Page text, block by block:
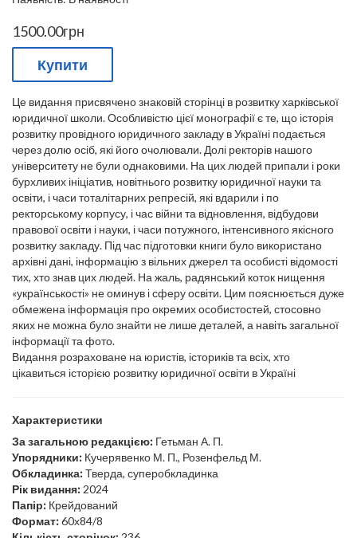
1500.00грн
Купити
Це видання присвячено знаковій сторінці в розвитку харківської
юридичної школи. Особливістю цієї монографії є те, що історія
розвитку провідного юридичного закладу в Україні подається
через долю осіб, які його очолювали. Долі ректорів нашого
університету не були однаковими. На цих людей припали і роки
бурхливих ініціатив, новітнього розвитку юридичної науки та
освіти, і часи тоталітарних репресій, які вдарили і по
ректорському корпусу, і час війни та відновлення, відбудови
правової освіти і науки, і часи потужного, інтенсивного якісного
розвитку закладу. Під час підготовки книги було використано
архівні дані, інформацію з вільних джерел та особисті відомості
тих, хто знав цих людей. На жаль, радянський коток нищення
«українськості» не оминув і сферу освіти. Цим пояснюється дуже
обмежена інформація про окремих особистостей, стосовно
яких не можна було знайти не лише деталей, а навіть загальної
інформації та фото.
Видання розраховане на юристів, істориків та всіх, хто
цікавиться історією розвитку юридичної освіти в Україні
Характеристики
За загальною редакцією: Гетьман А. П.
Упорядники: Кучерявенко М. П., Розенфельд М.
Обкладинка:Тверда, суперобкладинка
Рік видання: 2024
Папір: Крейдований
Формат:60х84/8